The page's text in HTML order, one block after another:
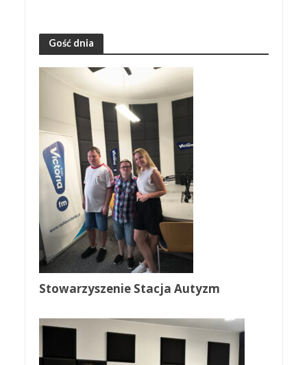
Gość dnia
Stowarzyszenie Stacja Autyzm